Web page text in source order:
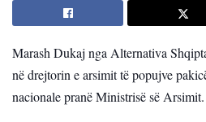
Marash Dukaj nga Alternativa
në drejtorin e arsimit të popujve
nacionale pranë Ministrisë së Arsimit.